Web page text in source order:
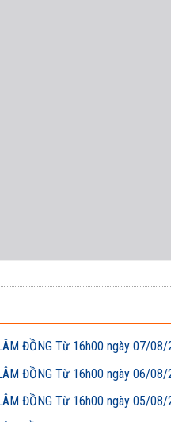
ĐỒNG Từ 16h00 ngày 07/
ĐỒNG Từ 16h00 ngày 06/
ĐỒNG Từ 16h00 ngày 05/